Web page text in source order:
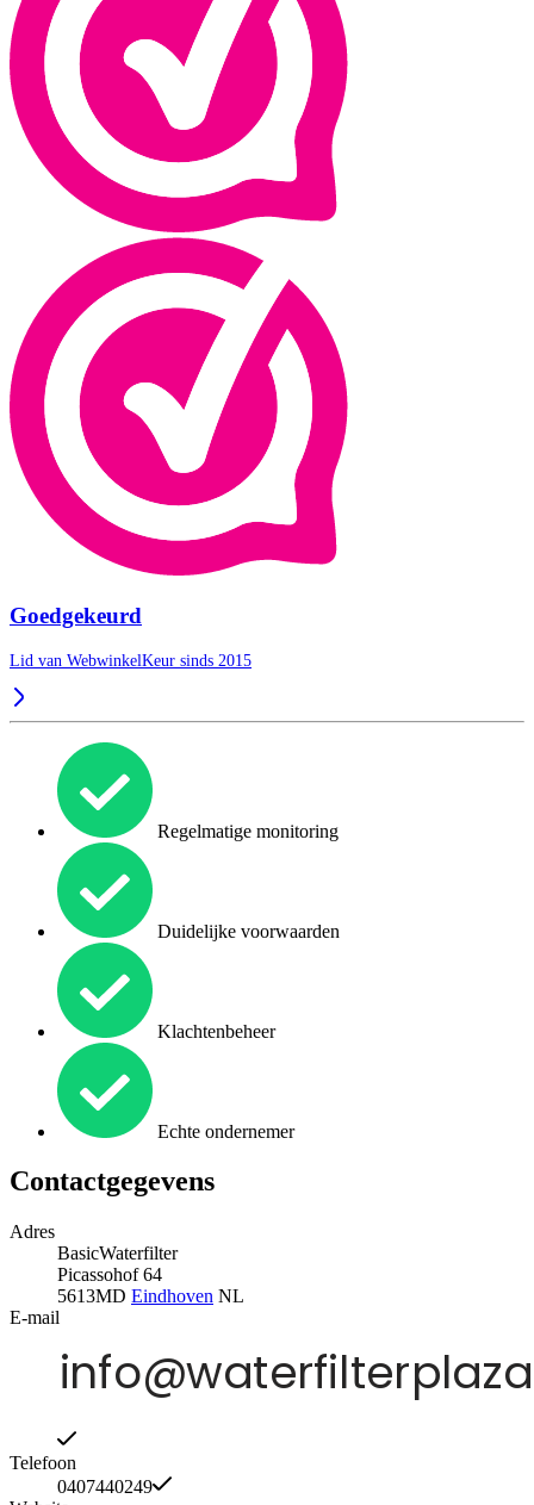
Goedgekeurd
Lid van WebwinkelKeur sinds 2015
Regelmatige monitoring
Duidelijke voorwaarden
Klachtenbeheer
Echte ondernemer
Contactgegevens
Adres
BasicWaterfilter
Picassohof 64
5613MD Eindhoven NL
E-mail
Telefoon
0407440249